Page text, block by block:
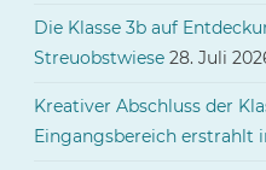
Die Klasse 3b auf
Streuobstwiese 28. Juli
Kreativer Abschluss der
Eingangsbereich erstrahlt